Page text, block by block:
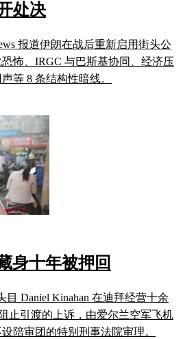
处决
报道伊朗在战后重新启用街头公
怖、IRGC 与巴斯基协同、经济压
等 8 条结构性暗线。
身十年被押回
Daniel Kinahan 在迪拜经营十余
止引渡的上诉，由爱尔兰空军飞机
陪审团的特别刑事法院审理。